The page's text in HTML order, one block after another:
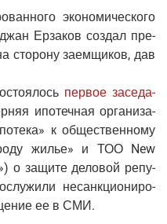
эко­но­ми­че­ско­го
Ерза­ков создал пре­
сто­ро­ну заем­щи­ков, дав
пер­вое засе­да­
ипо­теч­ная орга­ни­за­
к обще­ствен­но­му
жилье» и ТОО New
о защи­те дело­вой репу­
несанк­ци­о­ни­ро­
ее в СМИ.